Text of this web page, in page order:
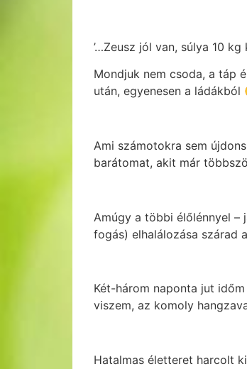
’…Zeusz jól van, súlya 10
Mondjuk nem csoda, a táp
után, egyenesen a ládákból
Ami számotokra sem
barátomat, akit már
Amúgy a többi élőlénnyel
fogás) elhalálozása szárad
Két-három naponta jut
viszem, az komoly
Hatalmas életteret harcolt